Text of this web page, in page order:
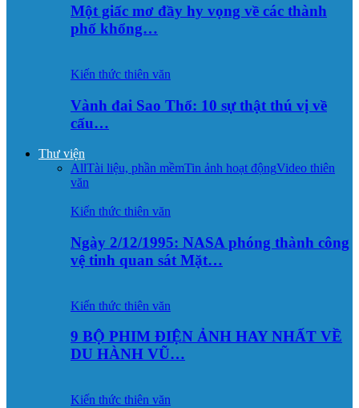
Một giấc mơ đầy hy vọng về các thành
phố khổng…
Kiến thức thiên văn
Vành đai Sao Thổ: 10 sự thật thú vị về
cấu…
Thư viện
AllTài liệu, phần mềmTin ảnh hoạt độngVideo thiên
văn
Kiến thức thiên văn
Ngày 2/12/1995: NASA phóng thành công
vệ tinh quan sát Mặt…
Kiến thức thiên văn
9 BỘ PHIM ĐIỆN ẢNH HAY NHẤT VỀ
DU HÀNH VŨ…
Kiến thức thiên văn